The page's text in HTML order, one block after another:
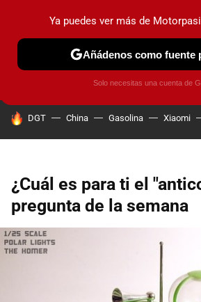
PRUEBAS COCHES ELÉCTRICOS
HOY SE HABLA DE
DGT China Gasolina Xiaomi
¿Cuál es para ti el
pregunta de la semana
Ya puedes ver más de
Añádenos como fuente
Solo necesitas una cuenta de